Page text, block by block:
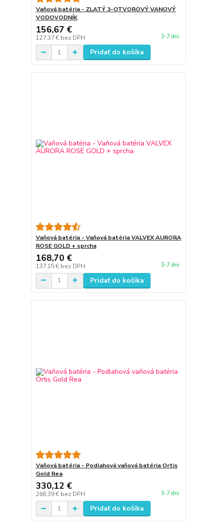
Vaňová batéria - ZLATÝ 3-OTVOROVÝ VANOVÝ
VODOVODNÍK
156,67 €
127,37 € bez DPH 3-7 dni
Pridať do košíka
Vaňová batéria - Vaňová batéria VALVEX AURORA
ROSE GOLD + sprcha
168,70 €
137,15 € bez DPH 3-7 dni
Pridať do košíka
Vaňová batéria - Podlahová vaňová batéria Ortis
Gold Rea
330,12 €
268,39 € bez DPH 3-7 dni
Pridať do košíka